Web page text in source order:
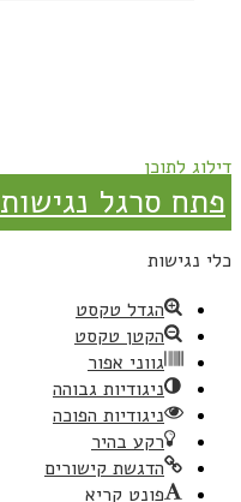
דילוג לתוכן
פתח סרגל נגישות
כלי נגישות
הגדל טקסט
הקטן טקסט
גווני אפור
ניגודיות גבוהה
ניגודיות הפוכה
רקע בהיר
הדגשת קישורים
פונט קריא